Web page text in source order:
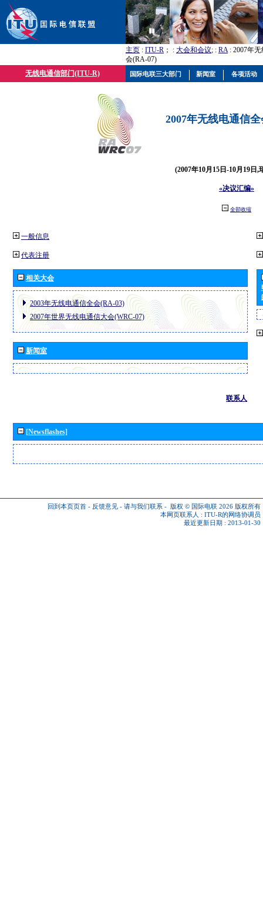
主页 : ITU-R ； : 大会和会议; : RA: 2007年
会(RA-07)
无线电通信部门(ITU-R)
2007年无线电通信
(2007年10月15日-10月19日,
«决议汇编»
全部收缩
一般信息
代表注册
相关大会
2003年无线电通信全会(RA-03)
2007年世界无线电通信大会(WRC-07)
新闻室
联系人
[Newsflashes]
回到本页页首 - 反馈意见 - 请与我们联系 - 版权 © 国际电联 2026 版权所有
本网页联系人 : ITU-R的网络协调员
最近更新日期 : 2013-01-30
国际电联三大部门 新闻室 各项活动